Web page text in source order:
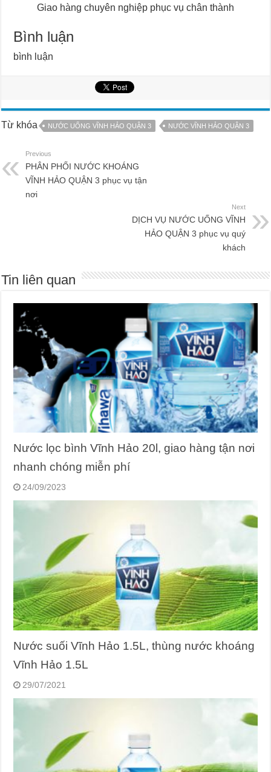
Giao hàng chuyên nghiệp phục vụ chân thành
Bình luận
bình luận
Từ khóa NƯỚC UỐNG VĨNH HẢO QUẬN 3 NƯỚC VĨNH HẢO QUẬN 3
Previous
PHÂN PHỐI NƯỚC KHOÁNG
VĨNH HẢO QUẬN 3 phục vụ tận
nơi
Next
DỊCH VỤ NƯỚC UỐNG VĨNH
HẢO QUẬN 3 phục vụ quý
khách
Tin liên quan
Nước lọc bình Vĩnh Hảo 20l, giao hàng tận nơi
nhanh chóng miễn phí
24/09/2023
Nước suối Vĩnh Hảo 1.5L, thùng nước khoáng
Vĩnh Hảo 1.5L
29/07/2021